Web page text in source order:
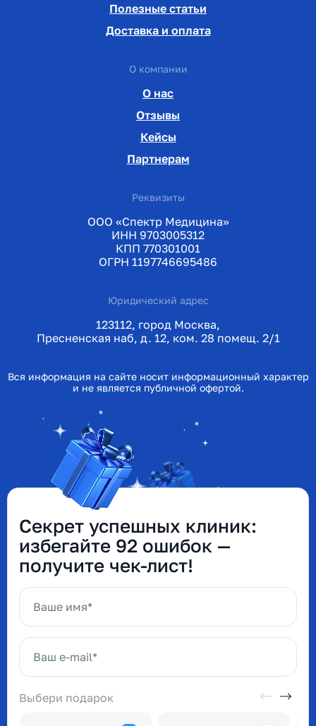
Полезные статьи
Доставка и оплата
О компании
О нас
Отзывы
Кейсы
Партнерам
Реквизиты
ООО «Спектр Медицина»
ИНН 9703005312
КПП 770301001
ОГРН 1197746695486
Юридический адрес
123112, город Москва,
Пресненская наб, д. 12, ком. 28 помещ. 2/1
Вся информация на сайте носит информационный характер
и не является публичной офертой.
Секрет успешных клиник:
избегайте 92 ошибок —
получите чек-лист!
Выбери подарок